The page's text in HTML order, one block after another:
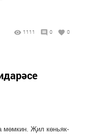
1111 0 0
мөмкин. Җил көньяк-